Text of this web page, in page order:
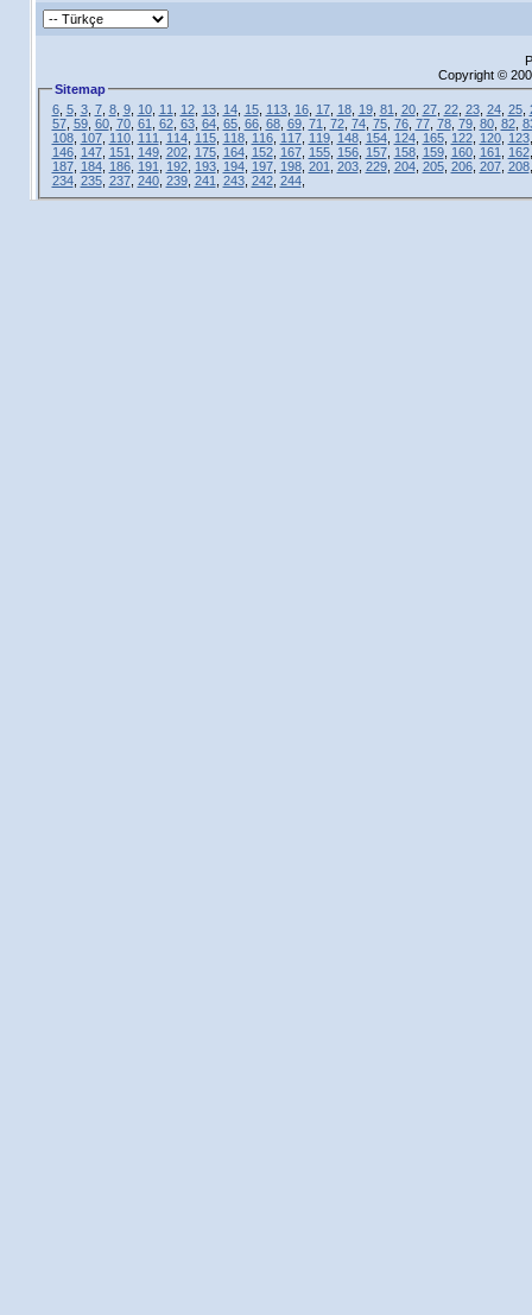
Copyright ©
Sitemap
6, 5, 3, 7, 8, 9, 10, 11 12, 13, 14, 15, 113, 16, 17, 18, 19, 81 20, 27, 22, 23, 24, 25,
57, 59, 60, 70, 61 62, 63, 64, 65, 66, 68, 69, 71 72, 74, 75, 76, 77, 78, 79, 80, 82,
108, 107, 110, 111 114, 115, 118, 116, 117, 119, 148, 154, 124, 165, 122, 120, 123
146, 147, 151 149, 202, 175, 164, 152, 167, 155, 156, 157, 158, 159, 160, 161 162
187, 184, 186, 191 192, 193, 194, 197, 198, 201 203, 229, 204, 205, 206, 207, 208
234, 235, 237, 240, 239, 241 243, 242, 244,